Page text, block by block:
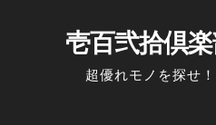
壱百弐拾倶
超優れモノを探せ！